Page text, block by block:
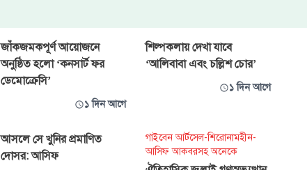
জাঁকজমকপূর্ণ আয়োজনে
অনুষ্ঠিত হলো ‘কনসার্ট ফর
ডেমোক্রেসি’
১ দিন আগে
শিল্পকলায় দেখা যাবে
‘আলিবাবা এবং চল্লিশ চোর’
১ দিন আগে
আসলে সে খুনির প্রমাণিত
দোসর: আসিফ
গাইবেন আর্টসেল-শিরোনামহীন-
আসিফ আকবরসহ অনেকে